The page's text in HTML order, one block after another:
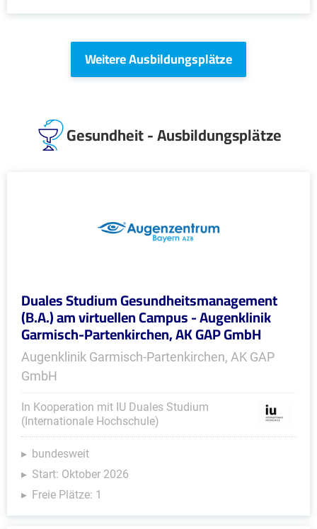
Weitere Ausbildungsplätze
Gesundheit - Ausbildungsplätze
Duales Studium Gesundheitsmanagement
(B.A.) am virtuellen Campus - Augenklinik
Garmisch-Partenkirchen, AK GAP GmbH
Augenklinik Garmisch-Partenkirchen, AK GAP
GmbH
In Kooperation mit IU Duales Studium
(Internationale Hochschule)
bundesweit
Start: Oktober 2026
Freie Plätze: 1